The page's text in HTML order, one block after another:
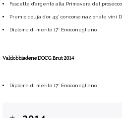
Fascetta d’argento alla Primavera del prosecco
Premio douja d’or 43° concorso nazionale vini
Diploma di merito 17° Enoconegliano
Valdobbiadene DOCG Brut 2014
Diploma di merito 17° Enoconegliano